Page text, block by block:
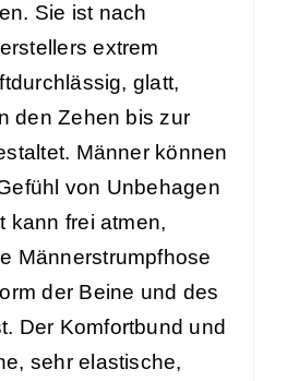
Sie ist nach
extrem
glatt,
den Zehen bis zur
Männer können
von Unbehagen
kann frei atmen,
Männerstrumpfhose
der Beine und des
Der Komfortbund und
sehr elastische,